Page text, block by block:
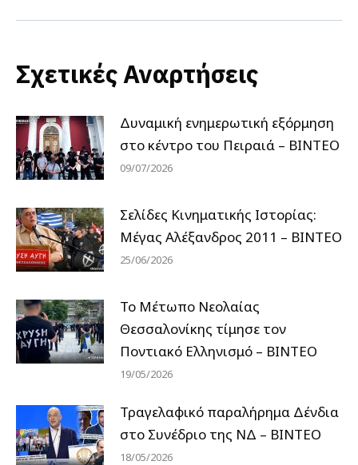
Σχετικές Αναρτήσεις
Δυναμική ενημερωτική εξόρμηση
στο κέντρο του Πειραιά – ΒΙΝΤΕΟ
09/07/2026
Σελίδες Κινηματικής Ιστορίας:
Μέγας Αλέξανδρος 2011 – ΒΙΝΤΕΟ
25/06/2026
Το Μέτωπο Νεολαίας
Θεσσαλονίκης τίμησε τον
Ποντιακό Ελληνισμό – ΒΙΝΤΕΟ
19/05/2026
Τραγελαφικό παραλήρημα Δένδια
στο Συνέδριο της ΝΔ – ΒΙΝΤΕΟ
18/05/2026